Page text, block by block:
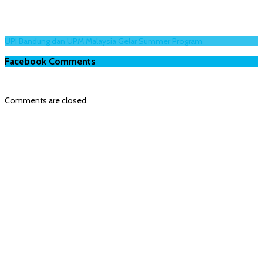
UPI Bandung dan UPM Malaysia Gelar Summer Program
Facebook Comments
Comments are closed.